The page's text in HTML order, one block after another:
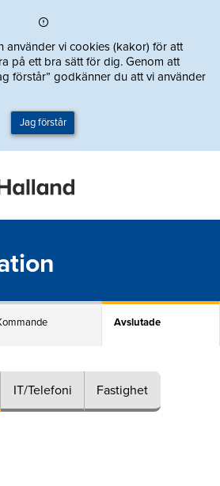
använder vi cookies (kakor) för att
på ett bra sätt för dig. Genom att
förstår” godkänner du att vi använder
Jag förstår
Avslutade
IT/Telefoni Fastighet